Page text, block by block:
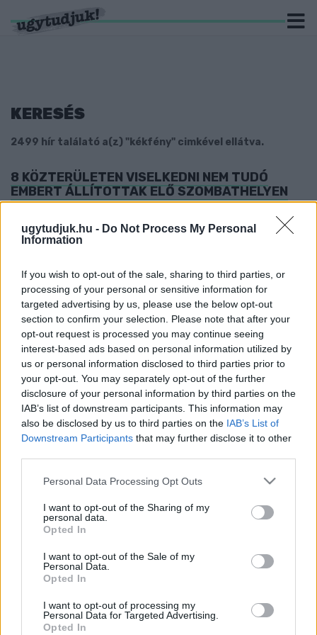
ugytudjuk.hu - Do Not Process My Personal
Information
If you wish to opt-out of the sale, sharing to third parties, or
processing of your personal or sensitive information for
targeted advertising by us, please use the below opt-out
section to confirm your selection. Please note that after your
opt-out request is processed you may continue seeing
interest-based ads based on personal information utilized by
us or personal information disclosed to third parties prior to
your opt-out. You may separately opt-out of the further
disclosure of your personal information by third parties on the
IAB’s list of downstream participants. This information may
also be disclosed by us to third parties on the IAB’s List of
Downstream Participants that may further disclose it to other
Please note that this website/app uses one or more Google
not limited to your visit or usage behaviour. You may click to
grant or deny consent to Google and its third-party tags to
use your data for below specified purposes in below Google
consent section.
Personal Data Processing Opt Outs
I want to opt-out of the Sharing of my
personal data.
Opted In
I want to opt-out of the Sale of my
Personal Data.
Opted In
I want to opt-out of processing my
Personal Data for Targeted Advertising.
Opted In
KERESÉS
2499 hír találató a(z) "kékfény" cimkével ellátva.
8 KÖZTERÜLETEN VISELKEDNI NEM TUDÓ
EMBERT ÁLLÍTOTTAK ELŐ SZOMBATHELYEN
A vasútállomás környékén is szétnéztek a rendőrök.
MEGLOPTA MUNKATÁRSAT AZ ÖLTŐZŐBEN
FÉRFI
2026. Április. 15. 08:33
Ügyészségi eljárás indult.
2 ÉS FÉLMILLIÓ FORINTOT CSALT KI NEM
LÉTEZŐ MOBILOK NETES KERESKEDELMÉVEL
EGY SZOMBATHELYI FÉRFI
2026. Április. 08. 08:41
Árulta a semmit.
SÁRVÁRON, ÉS JÁNOSHÁZÁN ÁRULTA A
SPEEDET, AZ EXTASYT, A MARIHUÁNÁT, ÉS A
KRISTÁLYT EGY FÉRFI
2026. Április. 07. 13:20
De potencianövelő zselét és tablettákat is lehetett nála venni.
FORINTOT LOPOTT EL VOLT
MUNKÁLTATÓJÁTÓL EGY CSORNAI FÉRFI
Ahol bemászott, ki is mászott.
VÁDAT EMELT AZ ÜGYÉSZSÉG KÉT
KÖRMENDEN MEGRENDEZETT KOSÁRLABDA
MECCSEN RENDBONTOTTAK